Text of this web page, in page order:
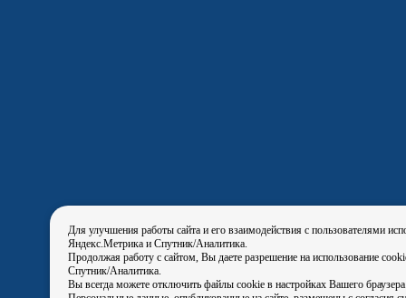
Для улучшения работы сайта и его взаимодействия с пользователями
Яндекс.Метрика и Спутник/Аналитика.
Продолжая работу с сайтом, Вы даете разрешение на использование
Спутник/Аналитика.
Вы всегда можете отключить файлы cookie в настройках Вашего